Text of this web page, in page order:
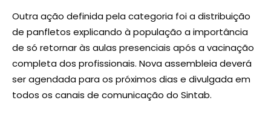
Outra ação definida pela categoria foi a distribuição
de panfletos explicando à população a importância
de só retornar às aulas presenciais após a vacinação
completa dos profissionais. Nova assembleia deverá
ser agendada para os próximos dias e divulgada em
todos os canais de comunicação do Sintab.